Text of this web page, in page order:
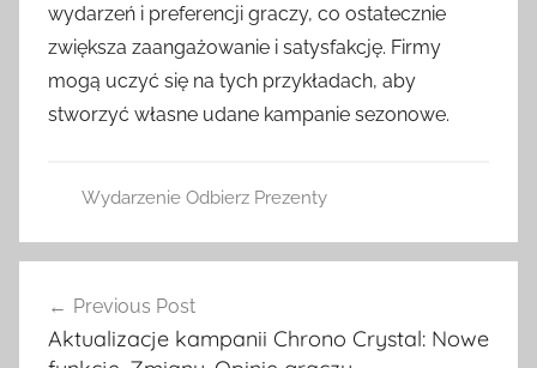
wydarzeń i preferencji graczy, co ostatecznie
zwiększa zaangażowanie i satysfakcję. Firmy
mogą uczyć się na tych przykładach, aby
stworzyć własne udane kampanie sezonowe.
Wydarzenie Odbierz Prezenty
navigation
Previous Post
Aktualizacje kampanii Chrono Crystal: Nowe